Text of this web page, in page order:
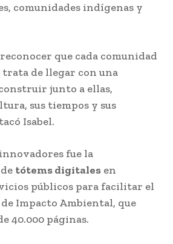
comunidades indígenas y
que cada comunidad
trata de llegar con una
junto a ellas,
sus tiempos y sus
Isabel.
fue la
tótems digitales en
públicos para facilitar el
de Impacto Ambiental, que
40.000 páginas.